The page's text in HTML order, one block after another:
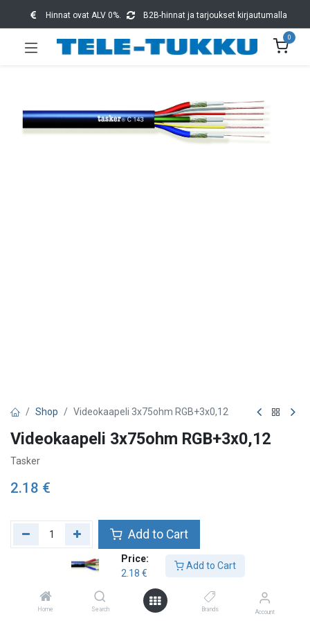
Price:
2.18 €
Add to Cart
Home Search Brands Account
Hinnat ovat ALV 0%. B2B-hinnat ja tarjoukset kirjautumalla
0
Shop Videokaapeli 3x75ohm RGB+3x0,12
Videokaapeli 3x75ohm RGB+3x0,12
Tasker
2.18 €
Add to Cart
Add to wishlist